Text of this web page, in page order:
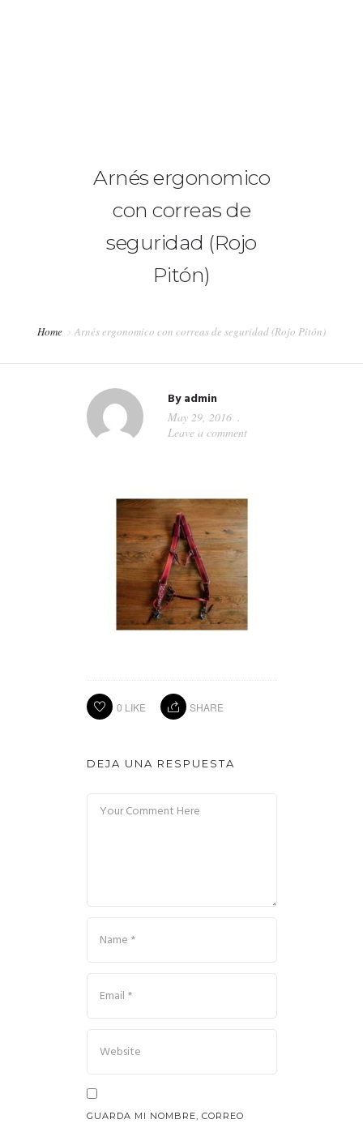
Arnés ergonomico
con correas de
seguridad (Rojo
Pitón)
Home Arnés ergonomico con correas de seguridad (Rojo Pitón)
Byadmin
May 29, 2016
Leave a comment
0 LIKE SHARE
DEJA UNA RESPUESTA
GUARDA MI NOMBRE, CORREO